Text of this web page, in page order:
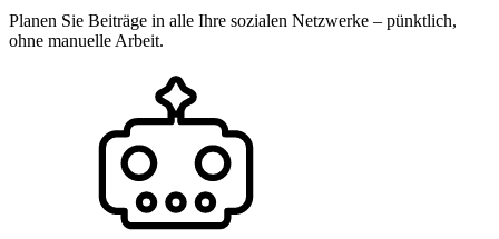
Planen Sie Beiträge in alle Ihre sozialen Netzwerke – pünktlich,
ohne manuelle Arbeit.